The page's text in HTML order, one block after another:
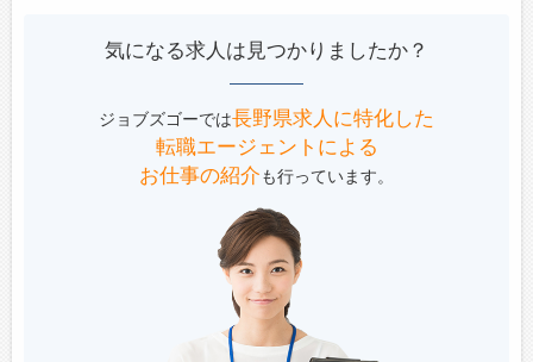
気になる求人は見つかりましたか？
ジョブズゴーでは長野県求人に特化した
転職エージェントによる
お仕事の紹介も行っています。